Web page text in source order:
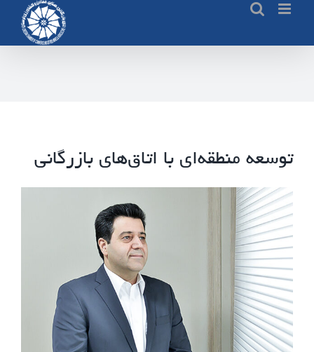
content
توسعه منطقه‌ای با اتاق‌های بازرگانی